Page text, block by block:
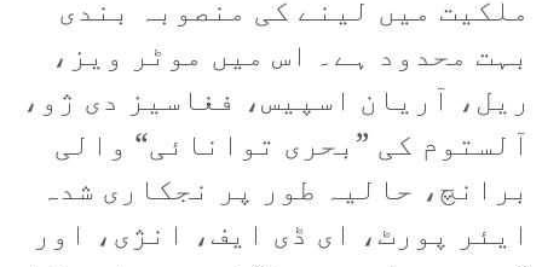
ملکیت میں لینے کی منصوبہ بندی
بہت محدود ہے۔ اس میں موٹر ویز،
ریل، آریان اسپیس، فغاسیز دی ژو،
آلستوم کی ”بحری توانائی“ والی
برانچ، حالیہ طور پر نجکاری شدہ
ایئر پورٹ، ای ڈی ایف، انژی، اور